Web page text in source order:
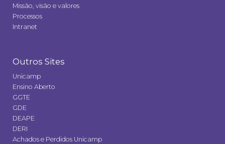
Missão, visão e valores
Processos
Intranet
Outros Sites
Unicamp
Ensino Aberto
GGTE
GDE
DEAPE
DERI
Achados e Perdidos Unicamp